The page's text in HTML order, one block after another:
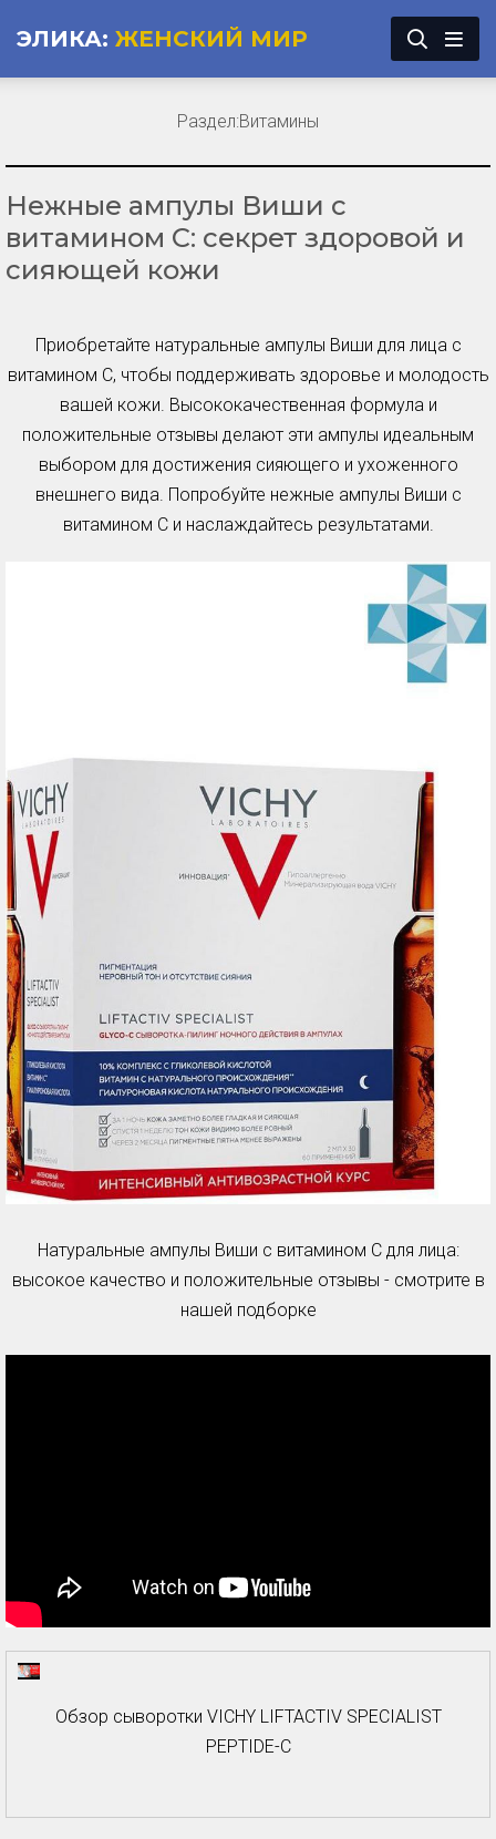
ЭЛИКА: ЖЕНСКИЙ МИР
Нежные ампулы Виши с
витамином С: секрет здоровой и
сияющей кожи
Приобретайте натуральные ампулы Виши для лица с
витамином С, чтобы поддерживать здоровье и молодость
вашей кожи. Высококачественная формула и
положительные отзывы делают эти ампулы идеальным
выбором для достижения сияющего и ухоженного
внешнего вида. Попробуйте нежные ампулы Виши с
витамином С и наслаждайтесь результатами.
Натуральные ампулы Виши с витамином С для лица:
высокое качество и положительные отзывы - смотрите в
нашей подборке
Обзор сыворотки VICHY LIFTACTIV SPECIALIST
PEPTIDE-C
Раздел:Витамины